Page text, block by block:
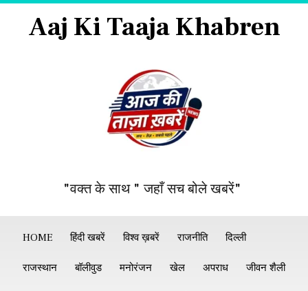
Aaj Ki Taaja Khabren
"वक्त के साथ " जहाँ सच बोले खबरें"
HOME हिंदी खबरें विश्व ख़बरें राजनीति दिल्ली
राजस्थान बॉलीवुड मनोरंजन खेल अपराध जीवन शैली